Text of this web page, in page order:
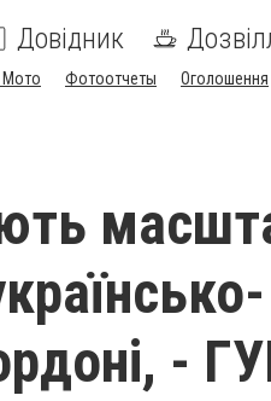
Довідник
Мото Фотоотчеты Оголошення
-